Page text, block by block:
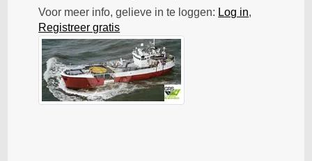
Voor meer info, gelieve in te loggen: Log in,
Registreer gratis